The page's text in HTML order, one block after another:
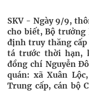
SKV - Ngày 9/9,
cho biết, Bộ trưởng
định truy thăng
tá trước thời hạn,
đồng chí Nguyễn
quán: xã Xuân
Trung cấp, cán bộ